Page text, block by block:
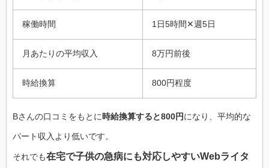
稼働時間 1日5時間✕週5日
月あたりの平均収入 8万円前後
時給換算 800円程度
Bさんの口コミをもとに時給換算すると800円になり、平均的な
パート収入より低いです。
それでも在宅で子供の急病にも対応しやすいWebライタ